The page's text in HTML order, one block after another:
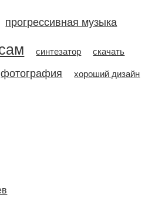
прогрессивная музыка
синтезатор
скачать
фотография хороший дизайн